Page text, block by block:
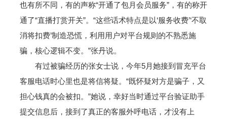
也有所不同，有的声称“开通了包月会员服务”，有的称开
通了“直播打赏开关”。“这些话术特点是以‘服务收费’‘不取
消将扣费’制造恐慌，利用用户对平台规则的不熟悉施
骗，核心逻辑不变。”张丹说。
有过被骗经历的张女士说，今年5月她接到冒充平台
客服电话时心里也是将信将疑。“既怀疑对方是骗子，又
担心钱真的会被扣。”她说，幸好当时通过平台验证助手
提交信息后，接到了真正的客服外呼电话，才没有上